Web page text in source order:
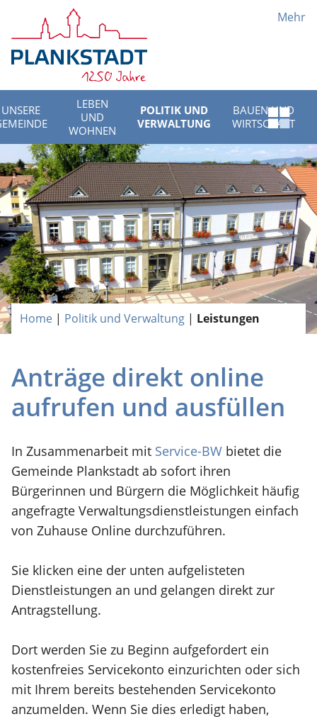
Mehr
UNSERE
LEBEN
UND
WOHNEN
POLITIK UND
VERWALTUNG
BAUEN UND
WIRTSCHAFT
Menü
öffnen
Home | Politik und Verwaltung | Leistungen
Anträge direkt online
aufrufen und ausfüllen
In Zusammenarbeit mit Service-BW bietet die
Gemeinde Plankstadt ab sofort ihren
Bürgerinnen und Bürgern die Möglichkeit häufig
angefragte Verwaltungsdienstleistungen einfach
von Zuhause Online durchzuführen.
Sie klicken eine der unten aufgelisteten
Dienstleistungen an und gelangen direkt zur
Antragstellung.
Dort werden Sie zu Beginn aufgefordert ein
kostenfreies Servicekonto einzurichten oder sich
mit Ihrem bereits bestehenden Servicekonto
anzumelden. Wenn Sie dies erledigt haben,